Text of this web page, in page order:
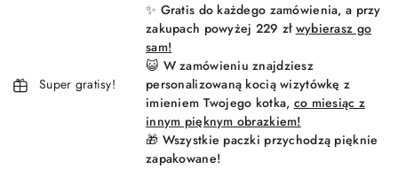
Super gratisy!
✨ Gratis do każdego zamówienia, a przy
zakupach powyżej 229 zł wybierasz go
sam!
😺 W zamówieniu znajdziesz
personalizowaną kocią wizytówkę z
imieniem Twojego kotka, co miesiąc z
innym pięknym obrazkiem!
🎁 Wszystkie paczki przychodzą pięknie
zapakowane!